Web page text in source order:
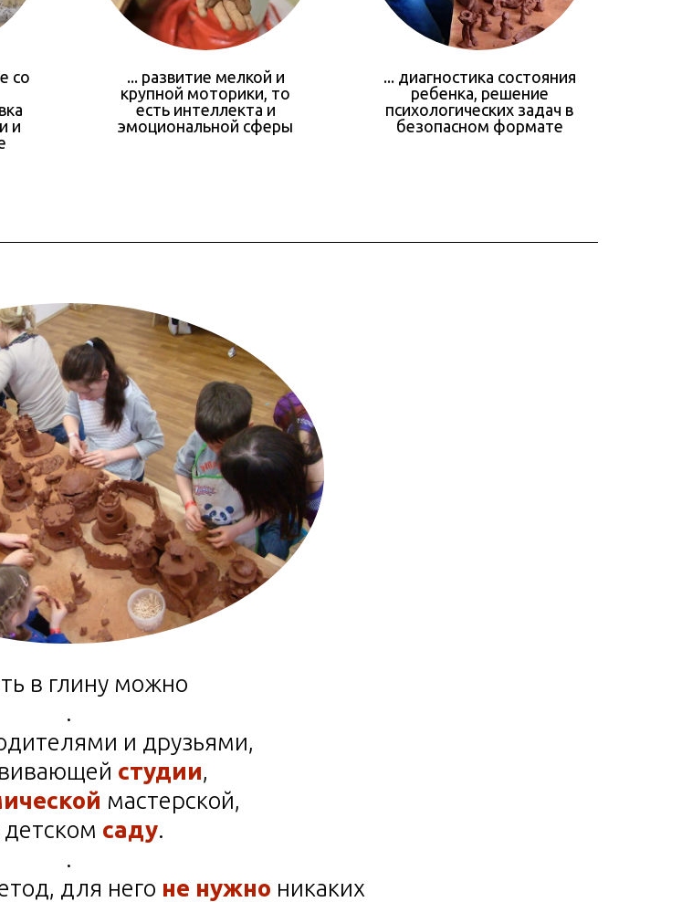
со
и
... развитие мелкой и
крупной моторики, то
есть интеллекта и
эмоциональной сферы
... диагностика состояния
ребенка, решение
психологических задач в
безопасном формате
в глину можно
.
и друзьями,
студии,
мастерской,
детском саду.
.
для него не нужно никаких